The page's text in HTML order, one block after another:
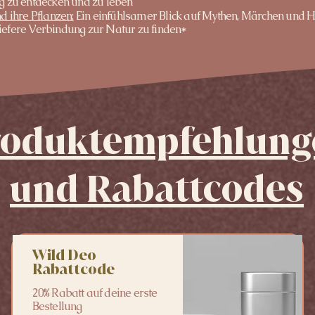
ihre Pflanzen: Ein einfühlsamer Blick auf Mythen, Märchen und
Verbindung zur Natur zu finden*
und Rabattcodes
Wild Deo
Rabattcode
20% Rabatt auf deine erste
Bestellung